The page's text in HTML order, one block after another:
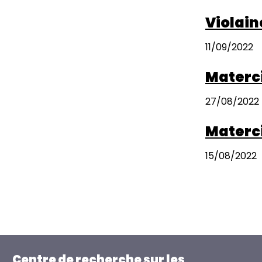
11/09/2022
27/08/2022
15/08/2022